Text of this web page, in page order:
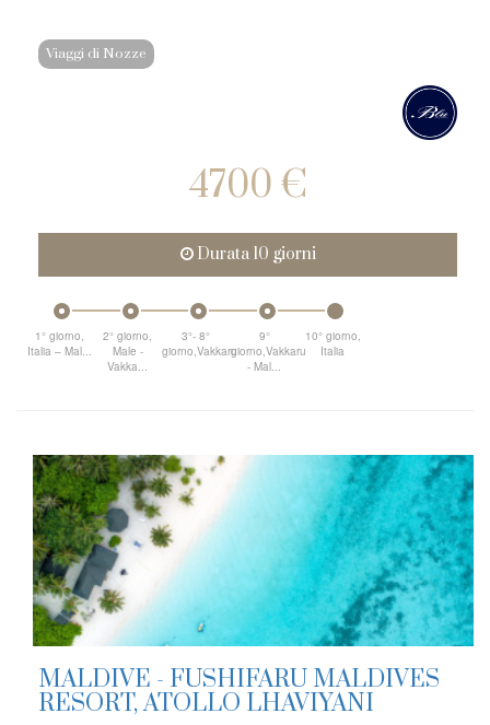
Viaggi di Nozze
4700 €
Durata 10 giorni
1° giorno,
Italia – Mal...
2° giorno,
Male -
Vakka...
3°- 8°
giorno,Vakkaru
9°
giorno,Vakkaru
- Mal...
10° giorno,
Italia
MALDIVE - FUSHIFARU MALDIVES
RESORT, ATOLLO LHAVIYANI